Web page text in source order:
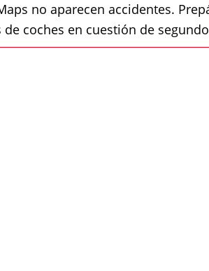
no aparecen accidentes.
coches en cuestión de